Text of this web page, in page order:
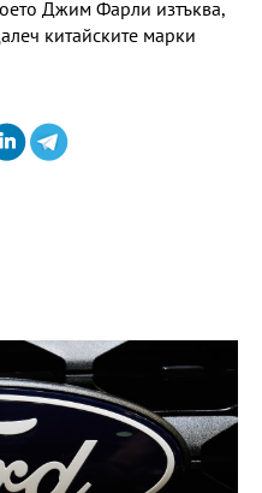
Джим Фарли изтъква,
китайските марки